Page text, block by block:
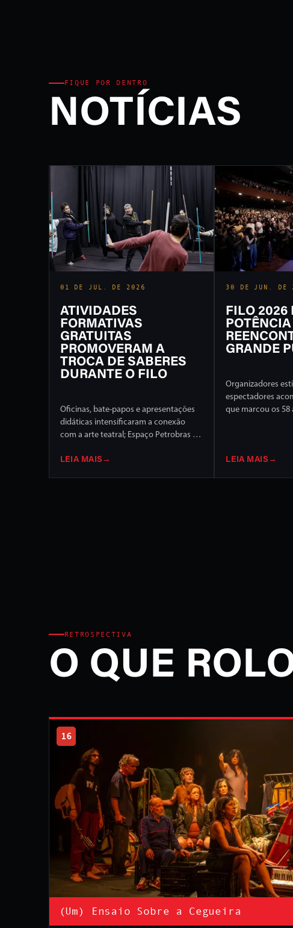
FIQUE POR DENTRO
NOTÍCIAS
01 DE JUL. DE 2026
ATIVIDADES
FORMATIVAS
GRATUITAS
PROMOVERAM A
TROCA DE SABERES
DURANTE O FILO
Oficinas, bate-papos e apresentações
didáticas intensificaram a conexão
com a arte teatral; Espaço Petrobras foi
LEIA MAIS →
30 DE JUN. DE
FILO 2026
GRANDE
Organizadores
espectadores
que marcou os 58
LEIA MAIS →
RETROSPECTIVA
O QUE
16
(Um) Ensaio Sobre a Cegueira